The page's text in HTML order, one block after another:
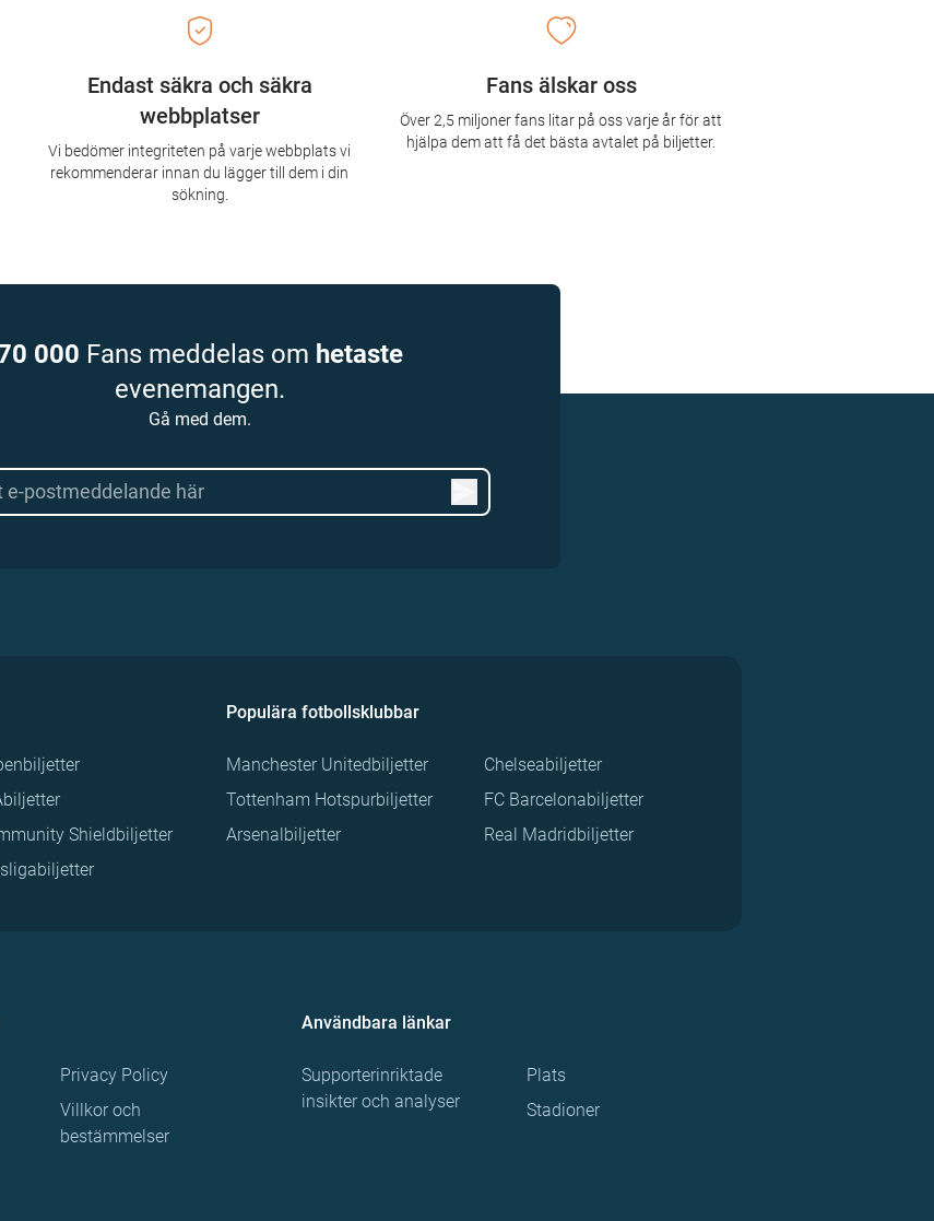
Endast säkra och säkra
webbplatser
Vi bedömer integriteten på varje webbplats vi
rekommenderar innan du lägger till dem i din
sökning.
Fans älskar oss
Över 2,5 miljoner fans litar på oss varje år för att
hjälpa dem att få det bästa avtalet på biljetter.
000 Fans meddelas om hetaste
evenemangen.
Gå med dem.
Shieldbiljetter
Populära fotbollsklubbar
Manchester Unitedbiljetter
Tottenham Hotspurbiljetter
Arsenalbiljetter
Chelseabiljetter
FC Barcelonabiljetter
Real Madridbiljetter
Privacy Policy
Villkor och
bestämmelser
Användbara länkar
Supporterinriktade
insikter och analyser
Plats
Stadioner